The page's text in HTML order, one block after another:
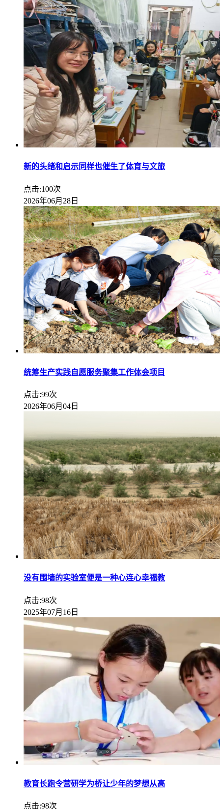
新的头绪和启示同样也催生了体育与文旅
点击:100次
2026年06月28日
统筹生产实践自愿服务聚集工作体会项目
点击:99次
2026年06月04日
没有围墙的实验室便是一种心连心幸福教
点击:98次
2025年07月16日
教育长跑令营研学为桥让少年的梦想从高
点击:98次